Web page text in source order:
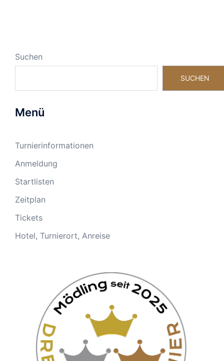
Suchen
SUCHEN
Menü
Turnierinformationen
Anmeldung
Startlisten
Zeitplan
Tickets
Hotel, Turnierort, Anreise